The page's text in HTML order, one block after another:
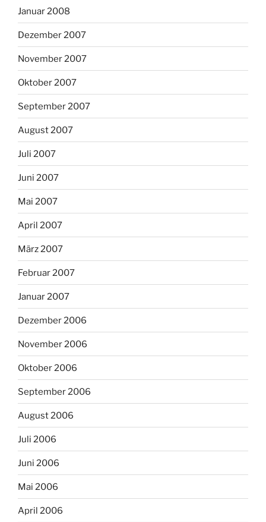
Januar 2008
Dezember 2007
November 2007
Oktober 2007
September 2007
August 2007
Juli 2007
Juni 2007
Mai 2007
April 2007
März 2007
Februar 2007
Januar 2007
Dezember 2006
November 2006
Oktober 2006
September 2006
August 2006
Juli 2006
Juni 2006
Mai 2006
April 2006